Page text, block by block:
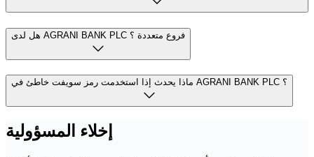
هل لدى AGRANI BANK PLC فروع متعددة ؟
ماذا يحدث إذا استخدمت رمز سويفت خاطئ في AGRANI BANK PLC ؟
إخلاء المسؤولية